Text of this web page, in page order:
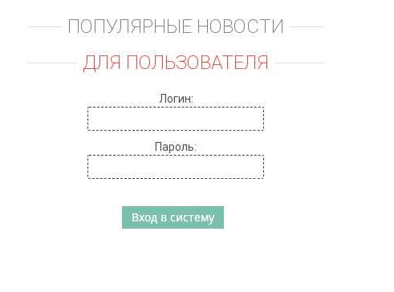
ПОПУЛЯРНЫЕ НОВОСТИ
ДЛЯ ПОЛЬЗОВАТЕЛЯ
Логин:
Пароль: